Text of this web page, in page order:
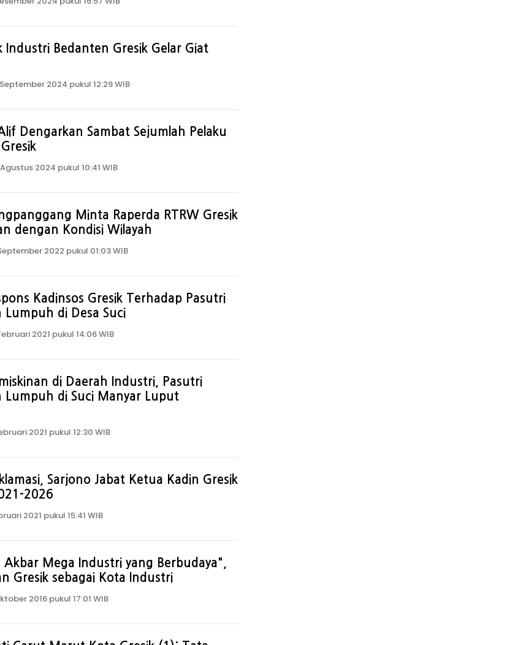
Industri Bedanten Gresik Gelar Giat
2024 pukul 12:29 WIB
Dengarkan Sambat Sejumlah Pelaku
2024 pukul 10:41 WIB
Minta Raperda RTRW Gresik
dengan Kondisi Wilayah
2022 pukul 01:03 WIB
Kadinsos Gresik Terhadap Pasutri
Lumpuh di Desa Suci
2021 pukul 14:06 WIB
di Daerah Industri, Pasutri
Lumpuh di Suci Manyar Luput
2021 pukul 12:30 WIB
Sarjono Jabat Ketua Kadin Gresik
2026
2021 pukul 15:41 WIB
Akbar Mega Industri yang Berbudaya",
Gresik sebagai Kota Industri
2016 pukul 17:01 WIB